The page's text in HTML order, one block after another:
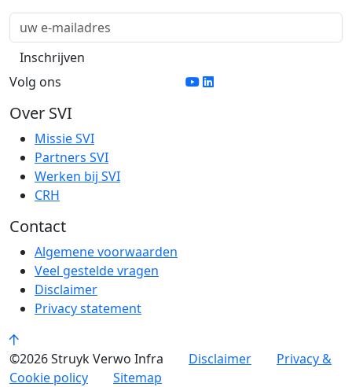
Volg ons
Over SVI
Missie SVI
Partners SVI
Werken bij SVI
CRH
Contact
Algemene voorwaarden
Veel gestelde vragen
Disclaimer
Privacy statement
©2026 Struyk Verwo Infra Disclaimer
Privacy &
Cookie policy
Sitemap